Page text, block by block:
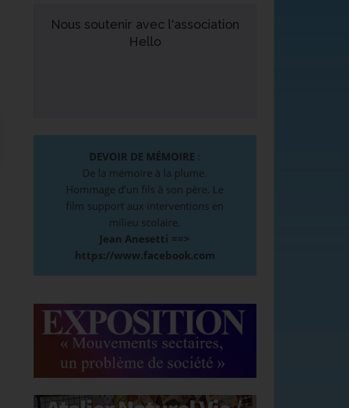
Nous soutenir avec l'association
Hello
DEVOIR DE MÉMOIRE :
De la mémoire à la plume.
Hommage d’un fils à son père. Le
film support aux interventions en
milieu scolaire.
Jean Anesetti ==>
https://www.facebook.com